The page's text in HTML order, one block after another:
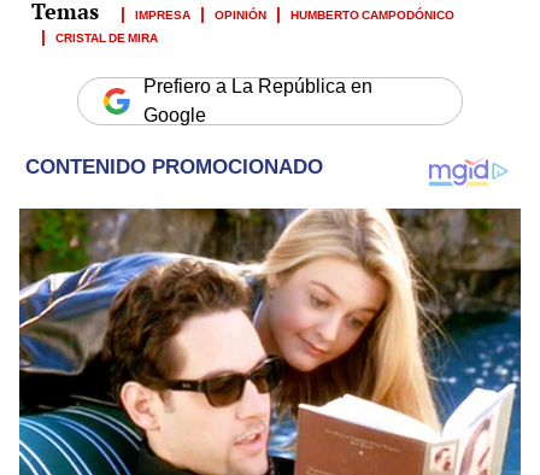
IMPRESA OPINIÓN
HUMBERTO CAMPODÓNICO
CRISTAL DE MIRA
Prefiero a La República en
Google